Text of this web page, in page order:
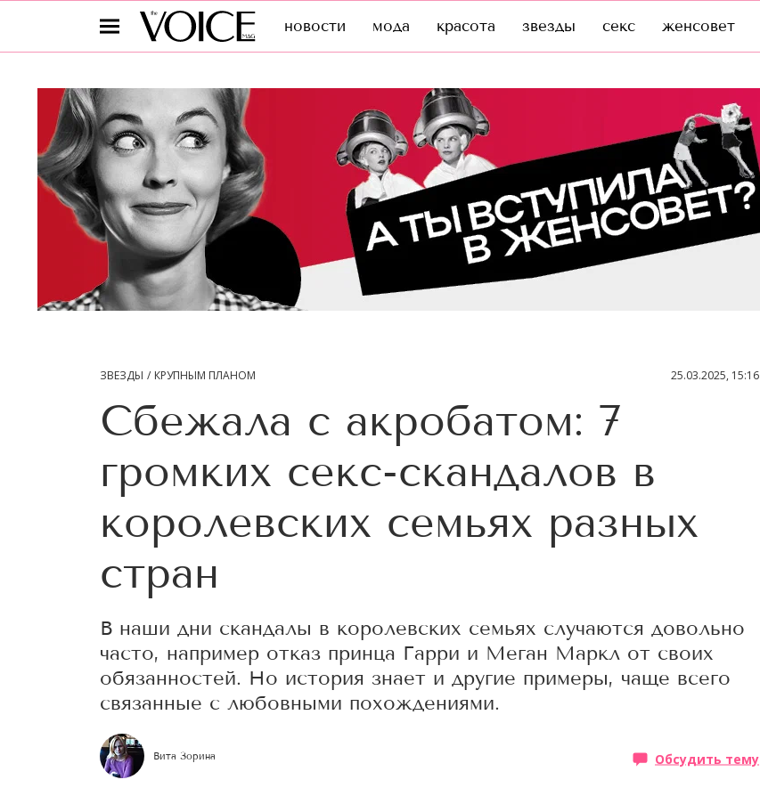
новости мода красота звезды секс женсовет
ЗВЕЗДЫ КРУПНЫМ ПЛАНОМ 25.03.2025, 15:16
Сбежала с акробатом: 7
громких секс-скандалов в
королевских семьях разных
стран
В наши дни скандалы в королевских семьях случаются довольно
часто, например отказ принца Гарри и Меган Маркл от своих
обязанностей. Но история знает и другие примеры, чаще всего
связанные с любовными похождениями.
Вита Зорина Обсудить тему